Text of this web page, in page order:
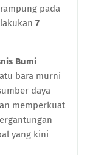
pada
7
Bumi
bara murni
daya
memperkuat
yang kini